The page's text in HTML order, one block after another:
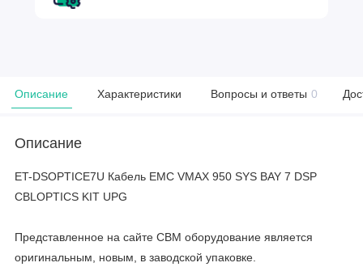
Описание Характеристики Вопросы и ответы 0
Описание
ET-DSOPTICE7U Кабель EMC VMAX 950 SYS BAY 7 DSP
CBLOPTICS KIT UPG
Представленное на сайте CBM оборудование является
оригинальным, новым, в заводской упаковке.